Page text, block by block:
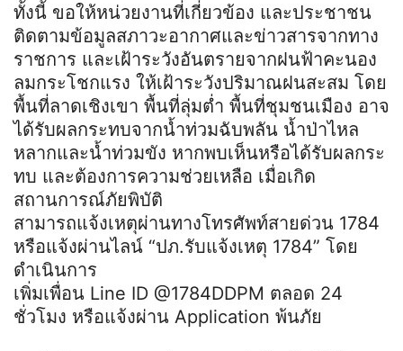
ทั้งนี้ ขอให้หน่วยงานที่เกี่ยวข้อง และประชาชน
ติดตามข้อมูลสภาวะอากาศและข่าวสารจากทาง
ราชการ และเฝ้าระวังอันตรายจากฝนฟ้าคะนอง
ลมกระโชกแรง ให้เฝ้าระวังปริมาณฝนสะสม โดย
พื้นที่ลาดเชิงเขา พื้นที่ลุ่มต่ำ พื้นที่ชุมชนเมือง อาจ
ได้รับผลกระทบจากน้ำท่วมฉับพลัน น้ำป่าไหล
หลากและน้ำท่วมขัง หากพบเห็นหรือได้รับผลกระ
ทบ และต้องการความช่วยเหลือ เมื่อเกิด
สถานการณ์ภัยพิบัติ
สามารถแจ้งเหตุผ่านทางโทรศัพท์สายด่วน 1784
หรือแจ้งผ่านไลน์ “ปภ.รับแจ้งเหตุ 1784” โดย
ดำเนินการ
เพิ่มเพื่อน Line ID @1784DDPM ตลอด 24
ชั่วโมง หรือแจ้งผ่าน Application พ้นภัย